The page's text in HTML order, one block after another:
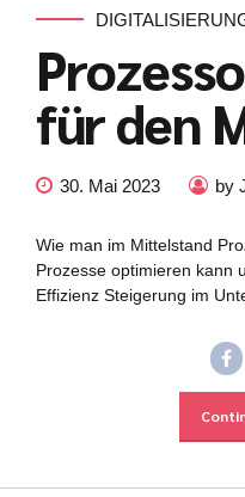
für den
30. Mai 2023 by
Wie man im Mittelstand
Prozesse optimieren kann
Effizienz Steigerung im